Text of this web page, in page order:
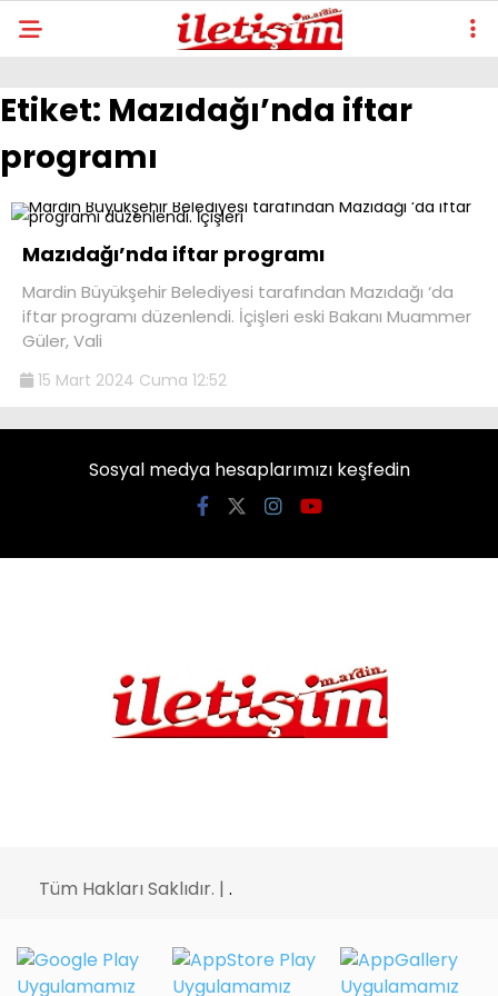
Etiket: Mazıdağı’nda iftar
programı
Mazıdağı’nda iftar programı
Mardin Büyükşehir Belediyesi tarafından Mazıdağı ‘da
iftar programı düzenlendi. İçişleri eski Bakanı Muammer
Güler, Vali
15 Mart 2024 Cuma 12:52
Sosyal medya hesaplarımızı keşfedin
Tüm Hakları Saklıdır. | .